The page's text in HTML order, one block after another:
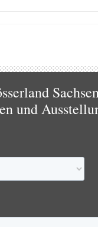
und